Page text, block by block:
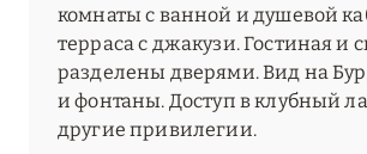
комнаты с ванной и душевой
терраса с джакузи. Гостиная и
разделены дверями. Вид на
и фонтаны. Доступ в клубный
другие привилегии.